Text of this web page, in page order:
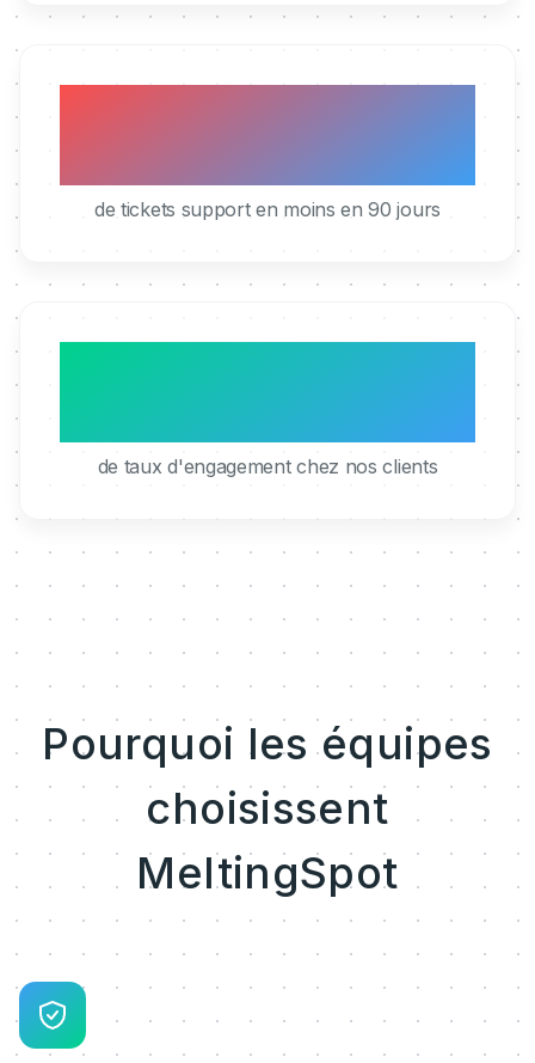
40%
de tickets support en moins en 90 jours
de taux d'engagement chez nos clients
Pourquoi les équipes
choisissent
MeltingSpot